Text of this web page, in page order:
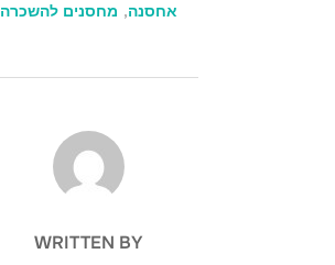
אחסנה, מחסנים להשכרה
POST AUTHOR
WRITTEN BY